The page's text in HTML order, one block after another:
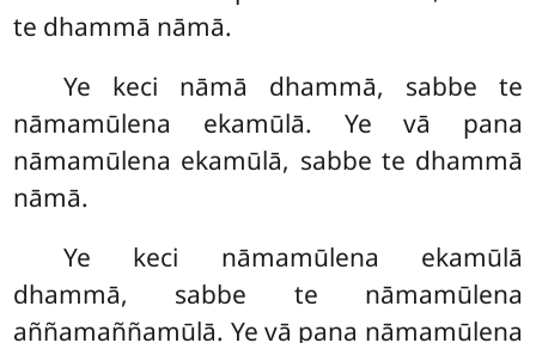
te dhammā nāmā.
Ye keci nāmā dhammā, sabbe te
nāmamūlena ekamūlā. Ye vā pana
nāmamūlena ekamūlā, sabbe te dhammā
nāmā.
Ye keci nāmamūlena ekamūlā
dhammā, sabbe te nāmamūlena
aññamaññamūlā. Ye vā pana nāmamūlena